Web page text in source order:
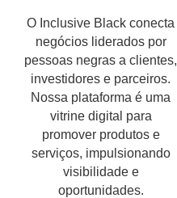
O Inclusive Black conecta
negócios liderados por
pessoas negras a clientes,
investidores e parceiros.
Nossa plataforma é uma
vitrine digital para
promover produtos e
serviços, impulsionando
visibilidade e
oportunidades.